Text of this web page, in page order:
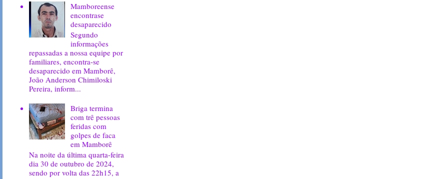
Mamboreense
encontrase
desaparecido
Segundo
informações
repassadas a nossa equipe por
familiares, encontra-se
desaparecido em Mamborê,
João Anderson Chimiloski
Pereira, inform...
Briga termina
com trê pessoas
feridas com
golpes de faca
em Mamborê
Na noite da última quarta-feira
dia 30 de outubro de 2024,
sendo por volta das 22h15, a